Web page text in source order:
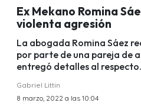
Ex Mekano Romina
violenta agresión
La abogada Romina Sáez
por parte de una pareja de
entregó detalles al respecto.
Gabriel Littin
8 marzo, 2022 a las 10:04